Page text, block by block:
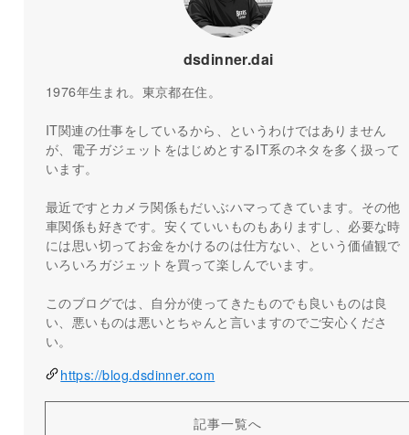
dsdinner.dai
1976年生まれ。東京都在住。
IT関連の仕事をしているから、というわけではありません
が、電子ガジェットをはじめとするIT系のネタを多く扱って
います。
最近ですとカメラ関係もだいぶハマってきています。その他
車関係も好きです。安くていいものもありますし、必要な時
には思い切ってお金をかけるのは仕方ない、という価値観で
いろいろガジェットを買って楽しんでいます。
このブログでは、自分が使ってきたものでも良いものは良
い、悪いものは悪いとちゃんと言いますのでご安心くださ
い。
https://blog.dsdinner.com
記事一覧へ